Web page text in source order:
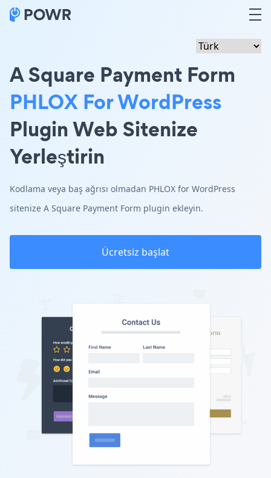
A Square Payment Form
PHLOX For WordPress
Plugin Web Sitenize
Yerleştirin
Kodlama veya baş ağrısı olmadan PHLOX for WordPress
sitenize A Square Payment Form plugin ekleyin.
Ücretsiz başlat